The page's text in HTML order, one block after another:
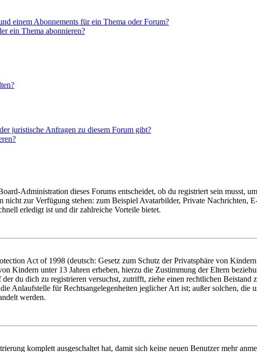
einem Abonnements für ein Thema oder Forum?
ein Thema abonnieren?
juristische Anfragen zu diesem Forum gibt?
Administration dieses Forums entscheidet, ob du registriert sein musst,
zur Verfügung stehen: zum Beispiel Avatarbilder, Private Nachrichten,
erledigt ist und dir zahlreiche Vorteile bietet.
Act of 1998 (deutsch: Gesetz zum Schutz der Privatsphäre von
Kindern unter 13 Jahren erheben, hierzu die Zustimmung der Eltern
du dich zu registrieren versuchst, zutrifft, ziehe einen rechtlichen
Anlaufstelle für Rechtsangelegenheiten jeglicher Art ist; außer solchen,
werden.
komplett ausgeschaltet hat, damit sich keine neuen Benutzer mehr